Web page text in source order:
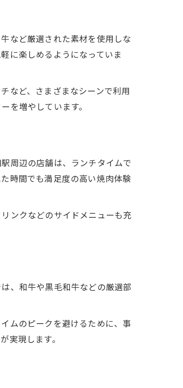
など厳選された素材を使用しな
に楽しめるようになっていま
など、さまざまなシーンで利用
を増やしています。
周辺の店舗は、ランチタイムで
時間でも満足度の高い焼肉体験
ンクなどのサイドメニューも充
、和牛や黒毛和牛などの厳選部
ムのピークを避けるために、事
実現します。